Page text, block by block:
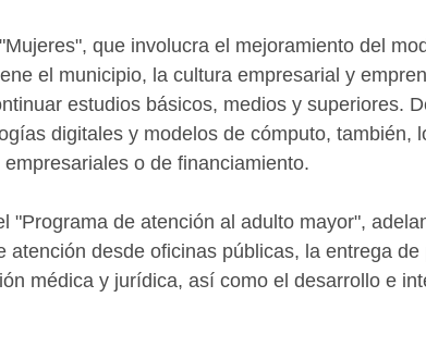
que involucra el mejoramiento del
el municipio, la cultura empresarial y
estudios básicos, medios y superiores.
digitales y modelos de cómputo, también,
o de financiamiento.
"Programa de atención al adulto mayor",
atención desde oficinas públicas, la entrega de
médica y jurídica, así como el desarrollo e